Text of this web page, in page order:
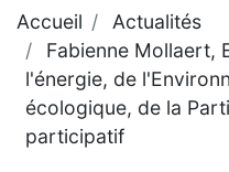
Accueil
Actualités
Fabienne Mollaert,
l'énergie, de
écologique, de la
participatif